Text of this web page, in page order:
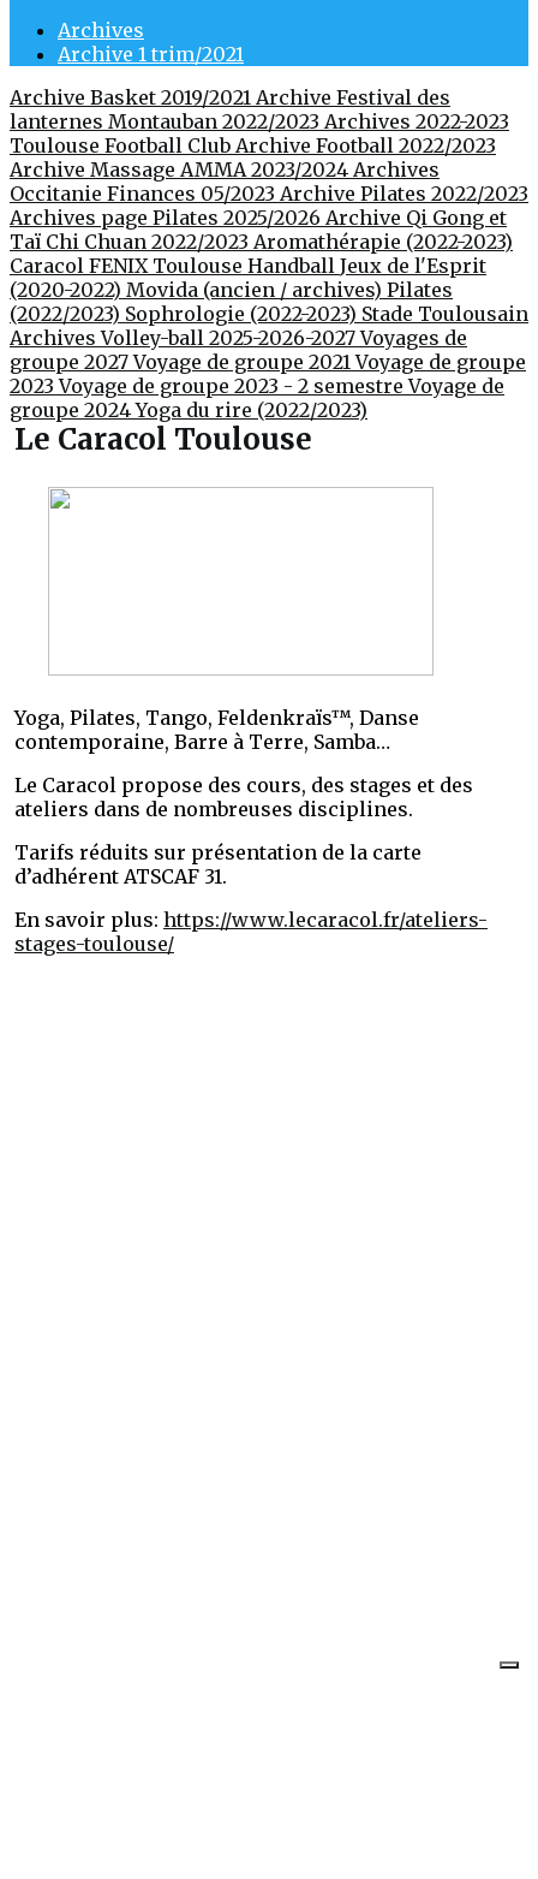
Archives
Archive 1 trim/2021
Archive Basket 2019/2021 Archive Festival des
lanternes Montauban 2022/2023 Archives 2022-2023
Toulouse Football Club Archive Football 2022/2023
Archive Massage AMMA 2023/2024 Archives
Occitanie Finances 05/2023 Archive Pilates 2022/2023
Archives page Pilates 2025/2026 Archive Qi Gong et
Taï Chi Chuan 2022/2023 Aromathérapie (2022-2023)
Caracol FENIX Toulouse Handball Jeux de l'Esprit
(2020-2022) Movida (ancien / archives) Pilates
(2022/2023) Sophrologie (2022-2023) Stade Toulousain
Archives Volley-ball 2025-2026-2027Voyages de
groupe 2027Voyage de groupe 2021Voyage de groupe
2023Voyage de groupe 2023 - 2 semestreVoyage de
groupe 2024Yoga du rire (2022/2023)
Le Caracol Toulouse
Yoga, Pilates, Tango, Feldenkraïs™, Danse
contemporaine, Barre à Terre, Samba…
Le Caracol propose des cours, des stages et des
ateliers dans de nombreuses disciplines.
Tarifs réduits sur présentation de la carte
d’adhérent ATSCAF 31.
En savoir plus: https://www.lecaracol.fr/ateliers-
stages-toulouse/